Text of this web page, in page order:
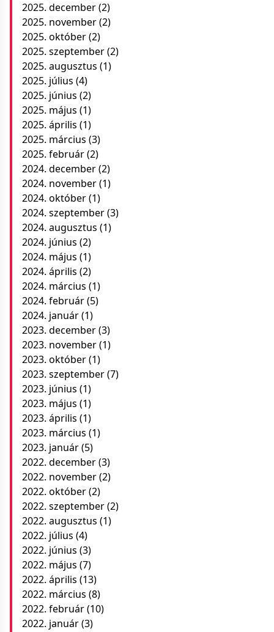
2025. december(2)
2025. november(2)
2025. október(2)
2025. szeptember(2)
2025. augusztus (1)
2025. július (4)
2025. június (2)
2025. május (1)
2025. április (1)
2025. március (3)
2025. február(2)
2024. december(2)
2024. november(1)
2024. október(1)
2024. szeptember(3)
2024. augusztus (1)
2024. június (2)
2024. május (1)
2024. április (2)
2024. március (1)
2024. február(5)
2024. január(1)
2023. december(3)
2023. november(1)
2023. október(1)
2023. szeptember(7)
2023. június (1)
2023. május (1)
2023. április (1)
2023. március (1)
2023. január(5)
2022. december(3)
2022. november(2)
2022. október(2)
2022. szeptember(2)
2022. augusztus (1)
2022. július (4)
2022. június (3)
2022. május (7)
2022. április (13)
2022. március (8)
2022. február(10)
2022. január(3)